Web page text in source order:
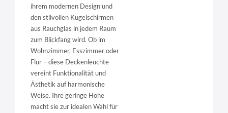
ihrem modernen Design und
den stilvollen Kugelschirmen
aus Rauchglas in jedem Raum
zum Blickfang wird. Ob im
Wohnzimmer, Esszimmer oder
Flur – diese Deckenleuchte
vereint Funktionalität und
Ästhetik auf harmonische
Weise. Ihre geringe Höhe
macht sie zur idealen Wahl für